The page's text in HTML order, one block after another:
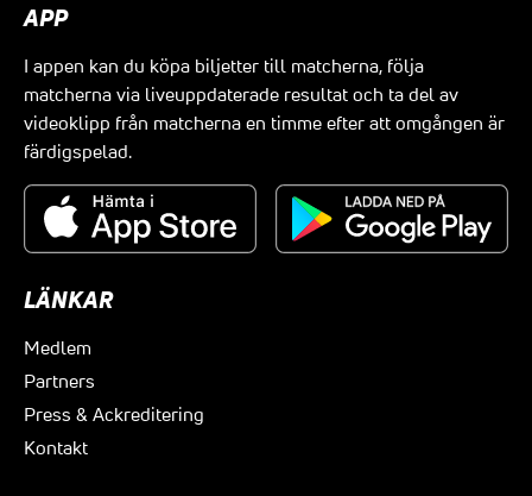
APP
I appen kan du köpa biljetter till matcherna, följa
matcherna via liveuppdaterade resultat och ta del av
videoklipp från matcherna en timme efter att omgången är
färdigspelad.
LÄNKAR
Medlem
Partners
Press & Ackreditering
Kontakt